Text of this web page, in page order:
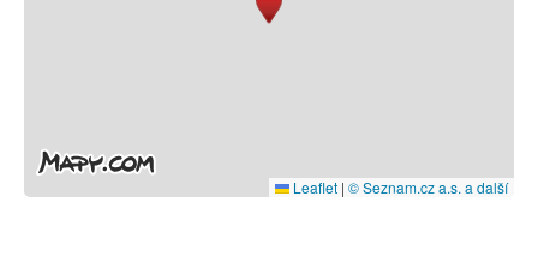
Leaflet | © Seznam.cz a.s. a další